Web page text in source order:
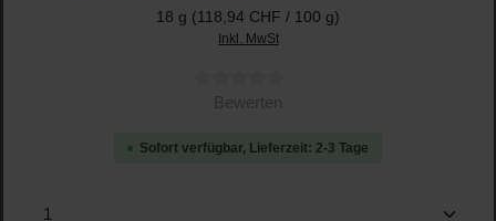
18 g (118,94 CHF / 100 g)
Inkl. MwSt
Durchschnittliche Bewertung von 0 von 5 Sternen
Bewerten
Sofort verfügbar, Lieferzeit: 2-3 Tage
Produkt Anzahl: Gib den gewünschten Wert ein